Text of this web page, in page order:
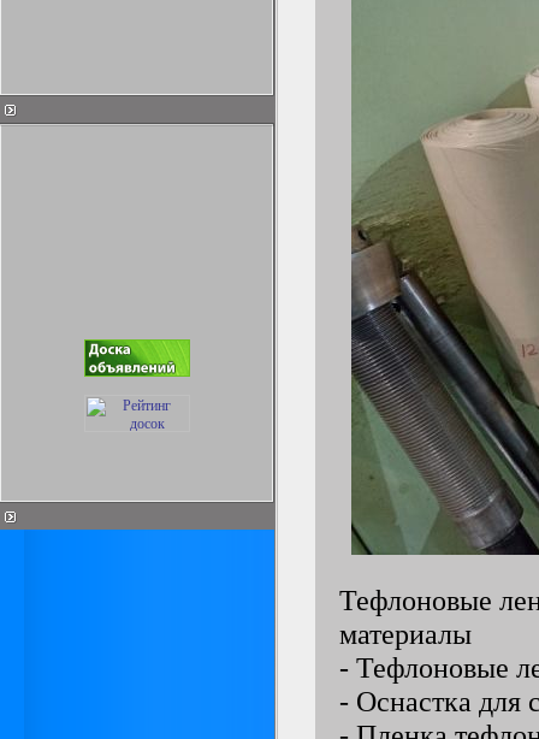
Тефлоновые
материалы
- Тефлоновые
- Оснастка для